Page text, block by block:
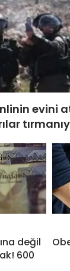
evini
değil
600